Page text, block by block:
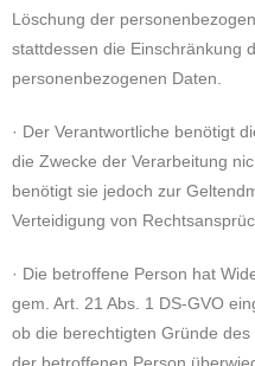
Löschung der
stattdessen die Einschränkung
personenbezogenen Daten.
· Der Verantwortliche benötigt
die Zwecke der Verarbeitung
benötigt sie jedoch zur
Verteidigung von
· Die betroffene Person hat
gem. Art. 21 Abs. 1 DS-GVO
ob die berechtigten Gründe